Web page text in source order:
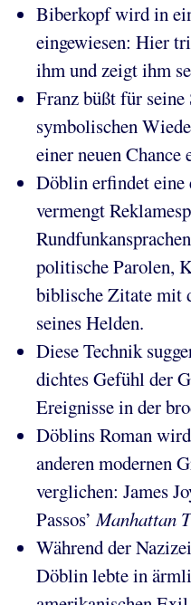
Biberkopf wird in
eingewiesen: Hier
ihm und zeigt ihm
Franz büßt für
symbolischen
einer neuen Chance
Döblin erfindet eine
vermengt
politische Parolen,
biblische Zitate mit
seines Helden.
Diese Technik
dichtes Gefühl der
Ereignisse in der
Döblins Roman
anderen modernen
verglichen: James
Passos’Manhattan
Während der
Döblin lebte in